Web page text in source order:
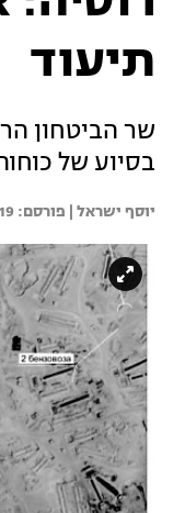
תיעוד
שר הביטחון
בסיוע של
יוסף ישראל |